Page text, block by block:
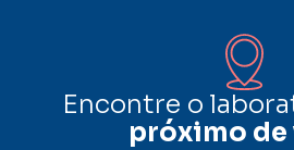
Encontre o
próximo de